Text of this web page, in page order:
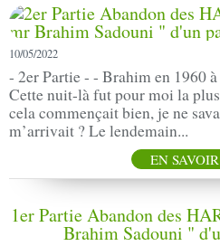
10/05/2022
- 2er Partie - - Brahim en 1960
Cette nuit-là fut pour moi la
cela commençait bien, je ne
m’arrivait ? Le lendemain...
EN
1er Partie Abandon des
Brahim Sadouni "